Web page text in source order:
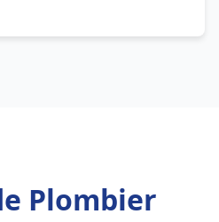
Plombier